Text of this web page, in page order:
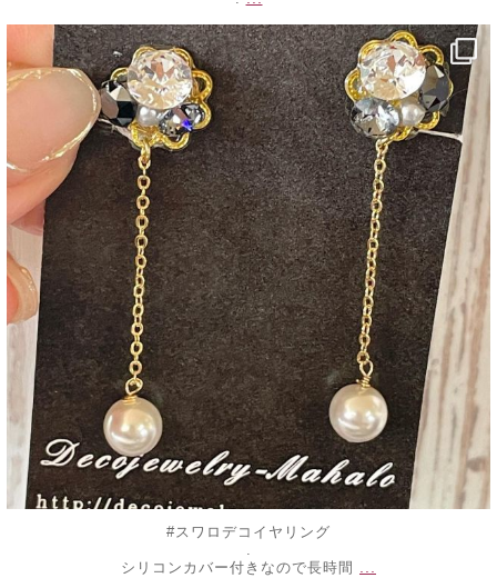
decojewelrymahalo
8月 17
#スワロデコイヤリング
シリコンカバー付きなので長時間